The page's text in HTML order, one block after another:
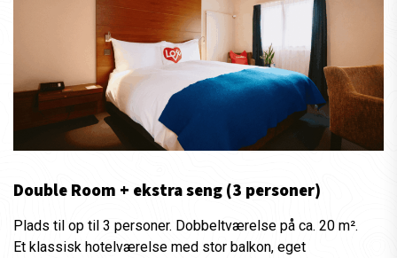
Double Room + ekstra seng (3 personer)
Plads til op til 3 personer. Dobbeltværelse på ca. 20 m².
Et klassisk hotelværelse med stor balkon, eget